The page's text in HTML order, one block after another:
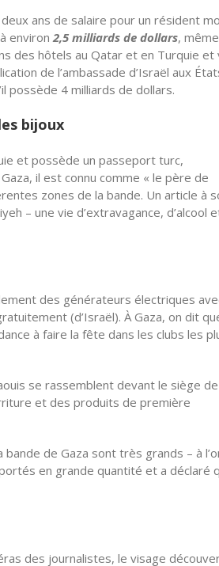
ans de salaire pour un résident
environ 2,5 milliards de dollars, même
des hôtels au Qatar et en Turquie et
de l’ambassade d’Israël aux
possède 4 milliards de dollars.
bijoux
et possède un passeport turc,
il est connu comme « le père de
zones de la bande. Un article à
– une vie d’extravagance, d’alcool
des générateurs électriques
(d’Israël). À Gaza, on dit
à faire la fête dans les clubs les
se rassemblent devant le siège de
et des produits de première
de Gaza sont très grands – à
en grande quantité et a déclaré
des journalistes, le visage